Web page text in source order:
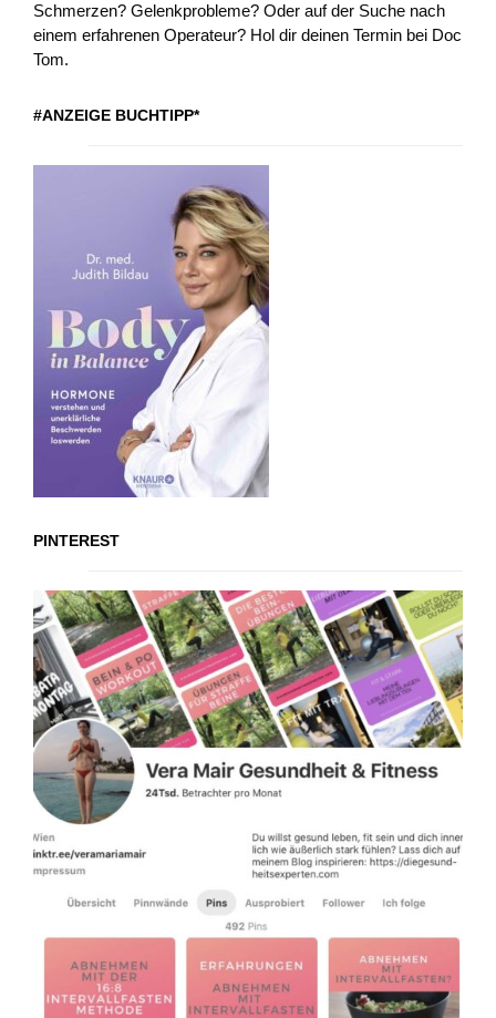
Schmerzen? Gelenkprobleme? Oder auf der Suche nach
einem erfahrenen Operateur? Hol dir deinen Termin bei Doc
Tom.
#ANZEIGE BUCHTIPP*
PINTEREST